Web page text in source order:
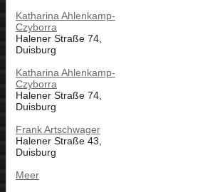
Katharina Ahlenkamp-
Czyborra
Halener Straße 74,
Duisburg
Katharina Ahlenkamp-
Czyborra
Halener Straße 74,
Duisburg
Frank Artschwager
Halener Straße 43,
Duisburg
Meer